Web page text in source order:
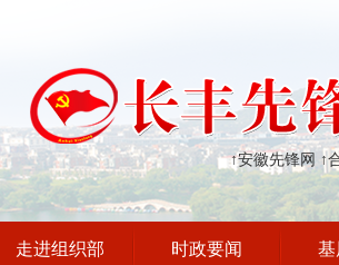
↑安徽先锋网 ↑
走进组织部 时政要闻 基